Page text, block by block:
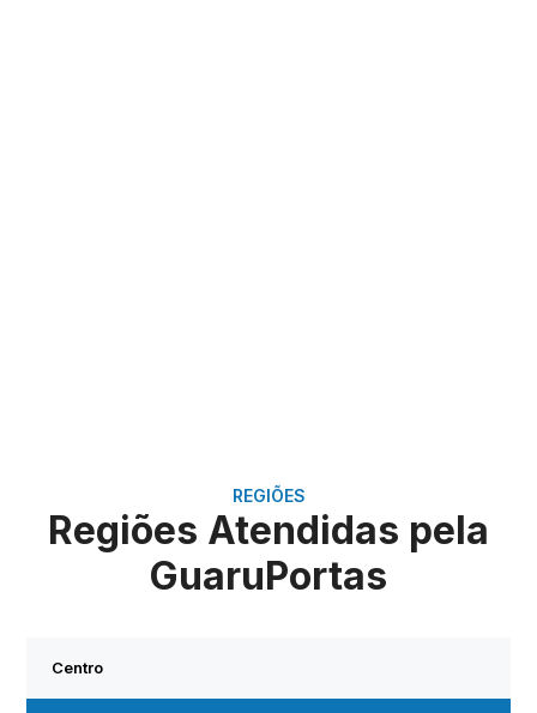
REGIÕES
Regiões Atendidas pela
GuaruPortas
Centro